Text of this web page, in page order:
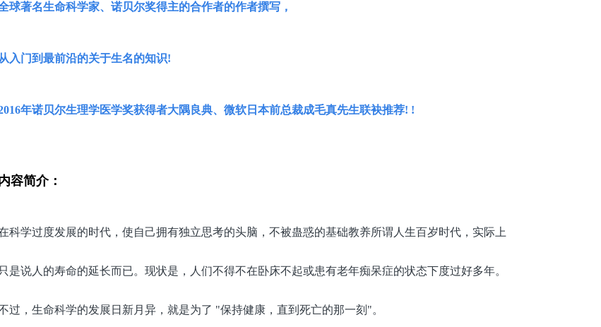
球著名生命科学家、诺贝尔奖得主的合作者的作者撰写 ，
从 入门到最前沿的关于生名的知识!
年诺贝尔生理学医学奖获得者大隅良典、微软日本前总裁成毛真先生联袂推荐! !
容简介：
科学过度发展的时代，使自己拥有独立思考的头脑，不被蛊惑的基础教养所谓人生百岁时代，实际上
只是说人的寿命的延长而已。现状是，人们不得不在卧床不起或患有老年痴呆症的状态下度过好多年。
过，生命科学的发展日新月异，就是为了 "保持健康，直到死亡的那一刻 "。